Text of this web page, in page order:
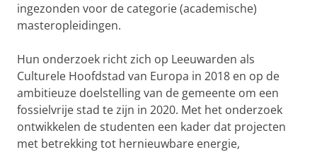
ingezonden voor de categorie (academische)
masteropleidingen.
Hun onderzoek richt zich op Leeuwarden als
Culturele Hoofdstad van Europa in 2018 en op de
ambitieuze doelstelling van de gemeente om een ​​
fossielvrije stad te zijn in 2020. Met het onderzoek
ontwikkelen de studenten een kader dat projecten
met betrekking tot hernieuwbare energie,